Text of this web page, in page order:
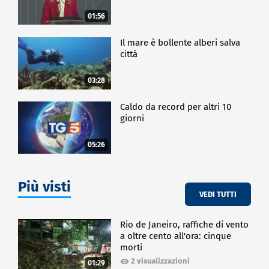
01:56
03:28
Il mare è bollente alberi salva
città
05:26
Caldo da record per altri 10
giorni
Più visti VEDI TUTTI
01:29
Rio de Janeiro, raffiche di vento
a oltre cento all'ora: cinque
morti
2 visualizzazioni